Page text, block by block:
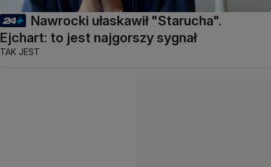
Nawrocki ułaskawił "Starucha".
Ejchart: to jest najgorszy sygnał
TAK JEST